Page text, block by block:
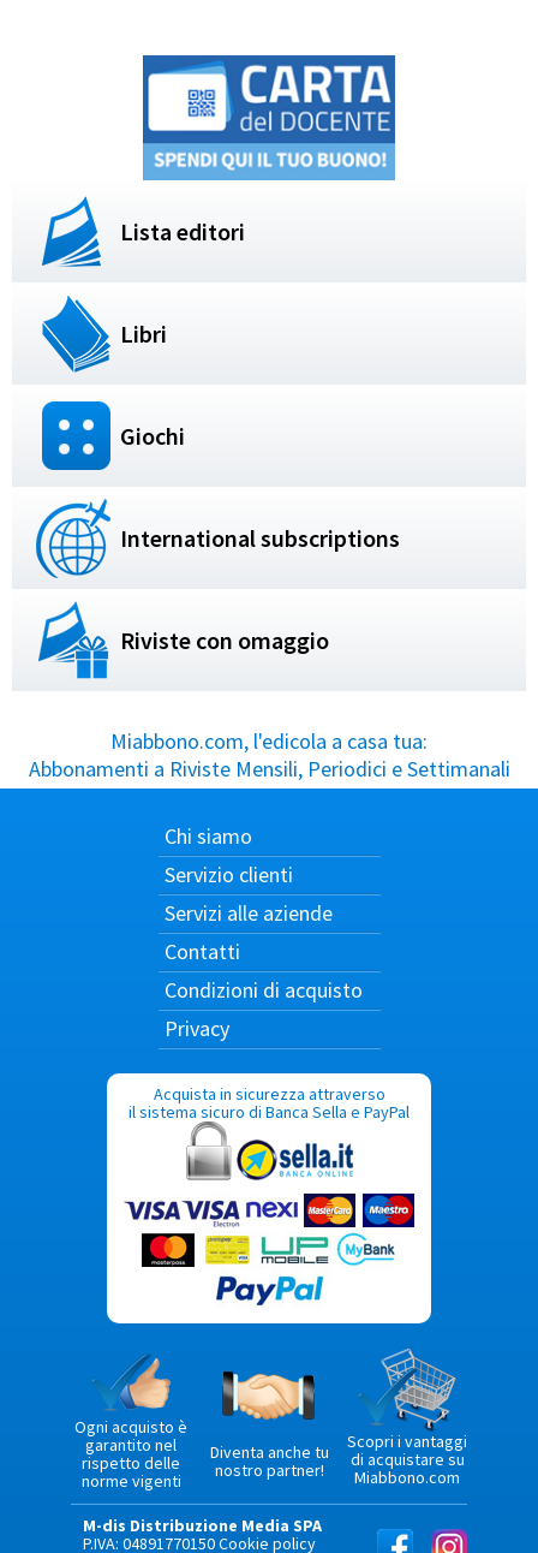
Lista editori
Libri
Giochi
International subscriptions
Riviste con omaggio
Miabbono.com, l'edicola a casa tua:
Abbonamenti a Riviste Mensili, Periodici e Settimanali
Chi siamo
Servizio clienti
Servizi alle aziende
Contatti
Condizioni di acquisto
Privacy
Acquista in sicurezza attraverso
il sistema sicuro di Banca Sella e PayPal
Ogni acquisto è
garantito nel
rispetto delle
norme vigenti
Diventa anche tu
nostro partner!
Scopri i vantaggi
di acquistare su
Miabbono.com
M-dis Distribuzione Media SPA
P.IVA: 04891770150Cookie policy